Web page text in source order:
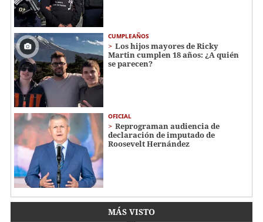
CUMPLEAÑOS
Los hijos mayores de Ricky
Martin cumplen 18 años: ¿A quién
se parecen?
OFICIAL
Reprograman audiencia de
declaración de imputado de
Roosevelt Hernández
MÁS VISTO